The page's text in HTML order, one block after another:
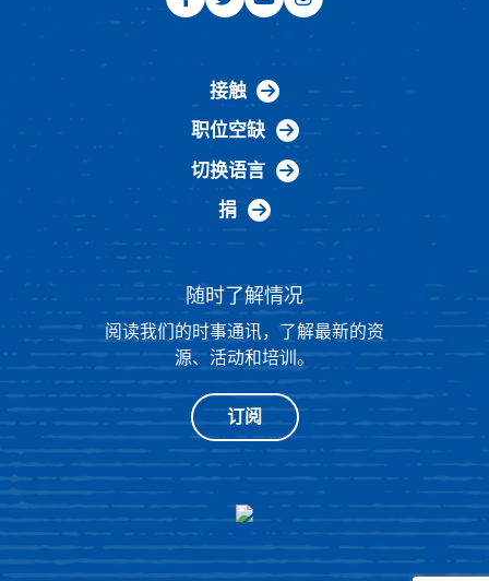
接触
职位空缺
切换语言
捐
随时了解情况
阅读我们的时事通讯，了解最新的资
源、活动和培训。
订阅